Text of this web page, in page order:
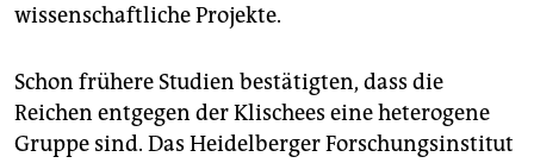
wissenschaftliche Projekte.
Schon frühere Studien bestätigten, dass die
Reichen entgegen der Klischees eine heterogene
Gruppe sind. Das Heidelberger Forschungsinstitut